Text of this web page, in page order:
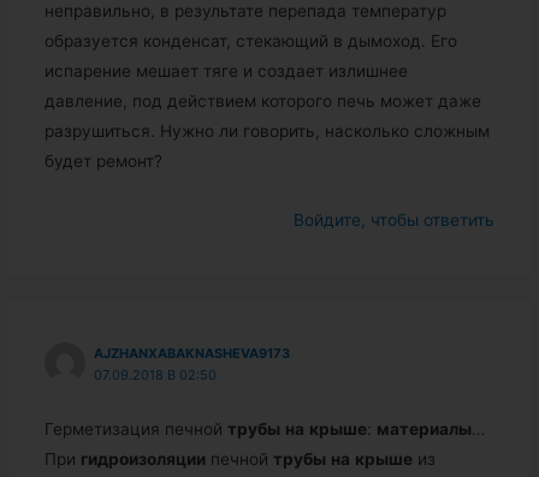
неправильно, в результате перепада температур
образуется конденсат, стекающий в дымоход. Его
испарение мешает тяге и создает излишнее
давление, под действием которого печь может даже
разрушиться. Нужно ли говорить, насколько сложным
будет ремонт?
Войдите, чтобы ответить
AJZHANXABAKNASHEVA9173
07.09.2018 В 02:50
Герметизация печной трубы на крыше: материалы
При гидроизоляции печной трубы на крыше из